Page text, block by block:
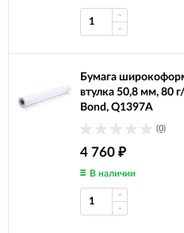
Бумага
втулка 50,8 мм, 80
Bond, Q1397A
(0)
4 760 ₽
В наличии